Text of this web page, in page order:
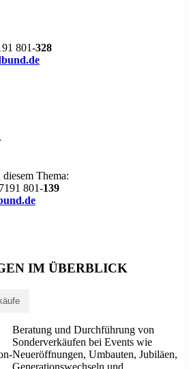
801-328
Thema:
801-139
IM ÜBERBLICK
-
Beratung und Durchführung von
Sonderverkäufen bei Events wie
Neueröffnungen, Umbauten, Jubiläen,
Generationswechseln und